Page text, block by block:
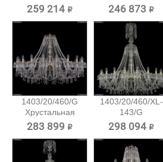
Хрустальная...
259 214 ₽
подвесная...
246 873 ₽
1403/20/460/G
Хрустальная
подвесная...
283 899 ₽
1403/20/460/XL-
143/G
Хрустальная...
298 094 ₽